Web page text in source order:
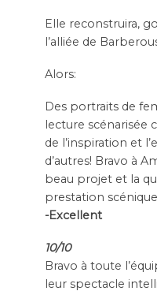
Elle reconstruira,
l’alliée de
Alors:
Des portraits de
lecture scénarisée
de l’inspiration et
d’autres! Bravo à
beau projet et la
prestation
-Excellent
10/10
Bravo à toute
leur spectacle